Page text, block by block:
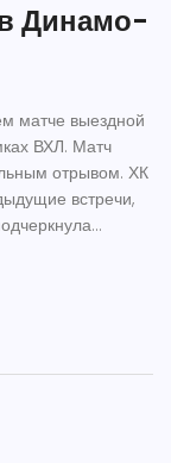
Динамо-
матче выездной
ВХЛ. Матч
отрывом. ХК
встречи,